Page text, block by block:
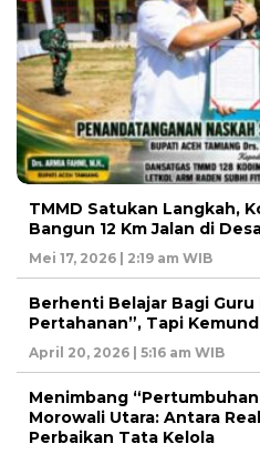
TMMD Satukan Langkah,
Bangun 12 Km Jalan di
Mei 17, 2026 | 2:19 am WIB
Berhenti Belajar Bagi Guru
Pertahanan”, Tapi
April 20, 2026 | 5:16 am WIB
Menimbang
Morowali Utara: Antara
Perbaikan Tata Kelola